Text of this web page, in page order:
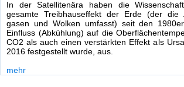
In der Satellitenära haben die
gesamte Treibhauseffekt der Erde (der die
gasen und Wolken umfasst) seit den
Einfluss (Abkühlung) auf die
CO2 als auch einen verstärkten Effekt als
2016 festgestellt wurde, aus.
mehr